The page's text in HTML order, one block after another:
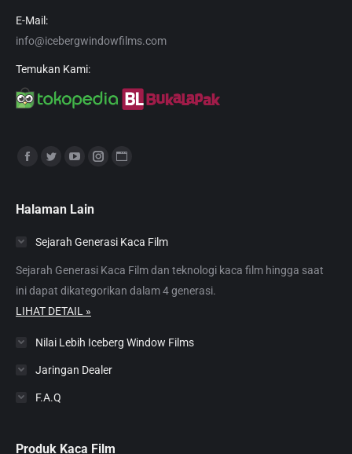
E-Mail:
info@icebergwindowfilms.com
Temukan Kami:
Find us on:
opens
new
window
opens
new
window
YouTube
opens
new
window
Instagram
new
window
new
window
Halaman Lain
Sejarah Generasi Kaca Film
Sejarah Generasi Kaca Film dan teknologi kaca film hingga saat
ini dapat dikategorikan dalam 4 generasi.
LIHAT DETAIL »
Nilai Lebih Iceberg Window Films
Jaringan Dealer
F.A.Q
Produk Kaca Film